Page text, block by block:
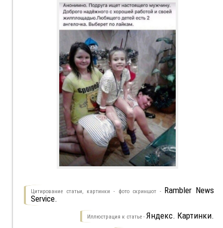
Цитирование статьи, картинки - фото скриншот - Rambler News
Service.
Иллюстрация к статье - Яндекс. Картинки.